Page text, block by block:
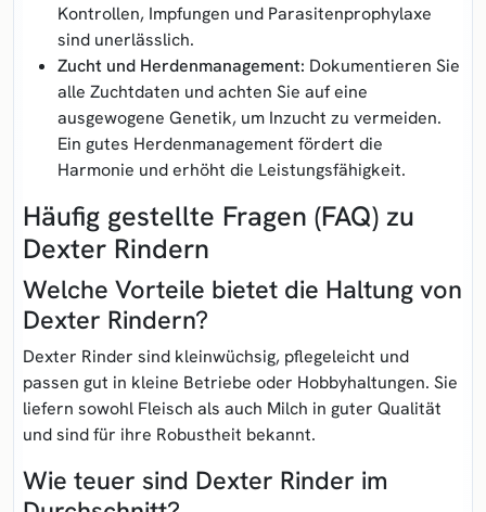
Kontrollen, Impfungen und Parasitenprophylaxe
sind unerlässlich.
Zucht und Herdenmanagement: Dokumentieren Sie
alle Zuchtdaten und achten Sie auf eine
ausgewogene Genetik, um Inzucht zu vermeiden.
Ein gutes Herdenmanagement fördert die
Harmonie und erhöht die Leistungsfähigkeit.
Häufig gestellte Fragen (FAQ) zu
Dexter Rindern
Welche Vorteile bietet die Haltung von
Dexter Rindern?
Dexter Rinder sind kleinwüchsig, pflegeleicht und
passen gut in kleine Betriebe oder Hobbyhaltungen. Sie
liefern sowohl Fleisch als auch Milch in guter Qualität
und sind für ihre Robustheit bekannt.
Wie teuer sind Dexter Rinder im